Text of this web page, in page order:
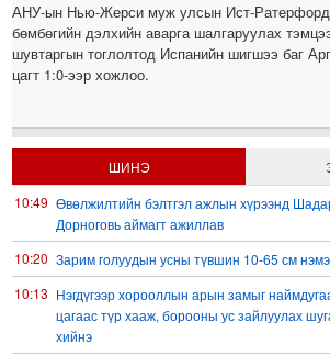
АНУ-ын Нью-Жерси муж улсын Ист-Ратерфорд
бөмбөгийн дэлхийн аварга шалгаруулах
шувтаргын тоглолтод Испанийн шигшээ баг
цагт 1:0-ээр хожлоо.
ШИНЭ
10:49 Өвөлжилтийн бэлтгэл ажлын хүрээнд
Дорноговь аймагт ажиллав
10:20 Зарим голуудын усны түвшин 10-65 см
10:13 Нэгдүгээр хорооллын арын замыг
цагаас түр хааж, борооны ус зайлуулах
хийнэ